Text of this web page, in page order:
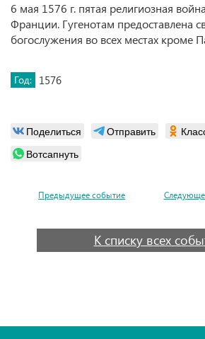
6 мая 1576 г. пятая религиозная
Франции. Гугенотам предоставлена
богослужения во всех местах кроме
Год: 1576
Поделиться Отправить
Вотсапнуть
Предыдущее событие
К списку всех